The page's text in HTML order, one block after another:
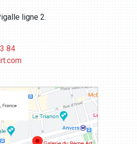
ligne 2.
84